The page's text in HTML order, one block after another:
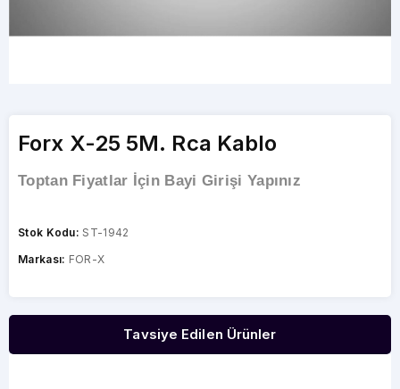
Forx X-25 5M. Rca Kablo
Toptan Fiyatlar İçin Bayi Girişi Yapınız
Stok Kodu: ST-1942
Markası: FOR-X
Tavsiye Edilen Ürünler